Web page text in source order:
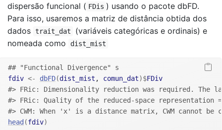
dispersão funcional ( FDis ) usando o pacote dbFD.
Para isso, usaremos a matriz de distância obtida dos
dados trait_dat
(variáveis categóricas e ordinais) e
nomeada como
dist_mist
## "Functional Divergence" s
fdiv <- dbFD(dist_mist , comun_dat)$FDiv
#> FRic: Dimensionality reduction was required. The
#> FRic: Quality of the reduced-space representation
#> CWM: When 'x' is a distance matrix, CWM cannot be
head (fdiv)